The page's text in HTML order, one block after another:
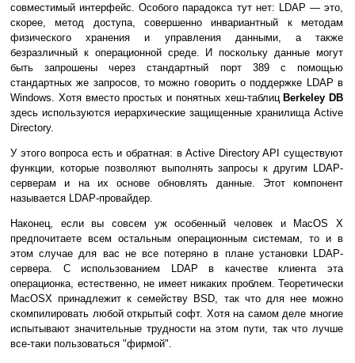
совместимый интерфейс. Особого парадокса тут нет: LDAP — это,
скорее, метод доступа, совершенно инвариантный к методам
физического хранения и управления данными, а также
безразличный к операционной среде. И поскольку данные могут
быть запрошены через стандартный порт 389 с помощью
стандартных же запросов, то можно говорить о поддержке LDAP в
Windows. Хотя вместо простых и понятных хеш-таблиц Berkeley DB
здесь используются иерархические защищенные хранилища Active
Directory.
У этого вопроса есть и обратная: в Active Directory API существуют
функции, которые позволяют выполнять запросы к другим LDAP-
серверам и на их основе обновлять данные. Этот компонент
называется LDAP-провайдер.
Наконец, если вы совсем уж особенный человек и MacOS X
предпочитаете всем остальным операционным системам, то и в
этом случае для вас не все потеряно в плане установки LDAP-
сервера. С использованием LDAP в качестве клиента эта
операционка, естественно, не имеет никаких проблем. Теоретически
MacOSX принадлежит к семейству BSD, так что для нее можно
скомпилировать любой открытый софт. Хотя на самом деле многие
испытывают значительные трудности на этом пути, так что лучше
все-таки пользоваться "фирмой".